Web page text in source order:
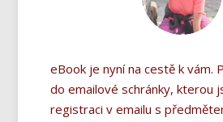
eBook je nyní na cestě k vám.
do emailové schránky, kterou
registraci v emailu s